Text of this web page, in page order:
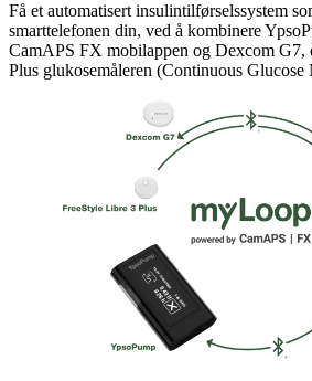
Få et automatisert insulintilførselssystem
smarttelefonen din, ved å kombinere
CamAPS FX mobilappen og Dexcom G7,
Plus glukosemåleren (Continuous